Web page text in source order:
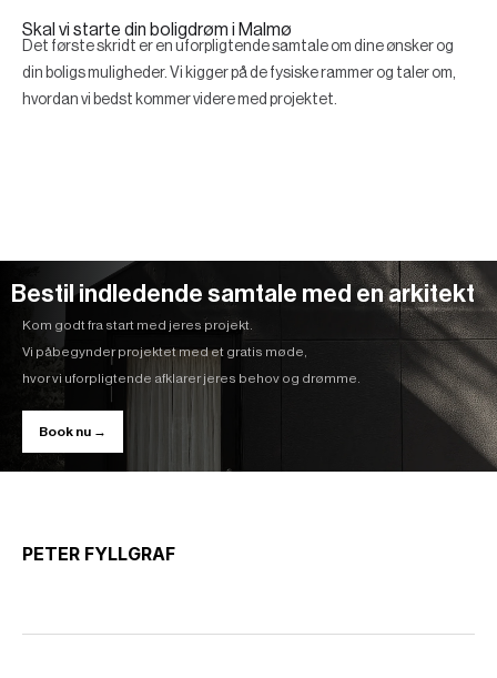
Skal vi starte din boligdrøm i Malmø
Det første skridt er en uforpligtende samtale om dine ønsker og
din boligs muligheder. Vi kigger på de fysiske rammer og taler om,
hvordan vi bedst kommer videre med projektet.
Bestil indledende samtale med en arkitekt
Kom godt fra start med jeres projekt.
Vi påbegynder projektet med et gratis møde,
hvor vi uforpligtende afklarer jeres behov og drømme.
Book nu →
PETER FYLLGRAF